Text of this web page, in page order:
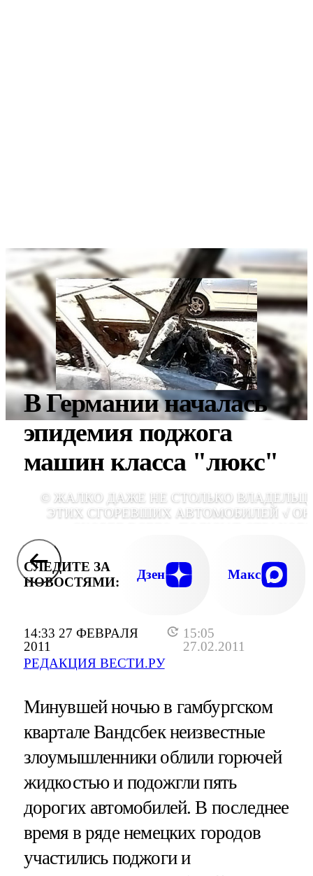
14:33 27 ФЕВРАЛЯ
2011
15:05
27.02.2011
РЕДАКЦИЯ ВЕСТИ.РУ
В Германии началась
эпидемия поджога
машин класса "люкс"
© ЖАЛКО ДАЖЕ НЕ СТОЛЬКО
ЭТИХ СГОРЕВШИХ АВТОМОБИЛЕЙ √
ЖАЛКО ТЫСЯЧИ ДУНАМОВ - ЭТО БОЛЕЕ
ГЕКТАРОВ - СГОРЕВШЕГО
СЛЕДИТЕ ЗА
НОВОСТЯМИ:
Дзен Макс
Минувшей ночью в гамбургском
квартале Вандсбек неизвестные
злоумышленники облили горючей
жидкостью и подожгли пять
дорогих автомобилей. В последнее
время в ряде немецких городов
участились поджоги и